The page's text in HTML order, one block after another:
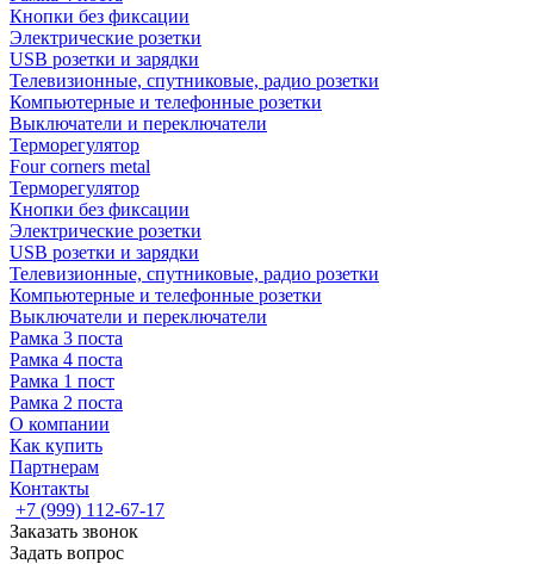
Кнопки без фиксации
Электрические розетки
USB розетки и зарядки
Телевизионные, спутниковые, радио розетки
Компьютерные и телефонные розетки
Выключатели и переключатели
Терморегулятор
Four corners metal
Терморегулятор
Кнопки без фиксации
Электрические розетки
USB розетки и зарядки
Телевизионные, спутниковые, радио розетки
Компьютерные и телефонные розетки
Выключатели и переключатели
Рамка 3 поста
Рамка 4 поста
Рамка 1 пост
Рамка 2 поста
О компании
Как купить
Партнерам
Контакты
+7 (999) 112-67-17
Заказать звонок
Задать вопрос